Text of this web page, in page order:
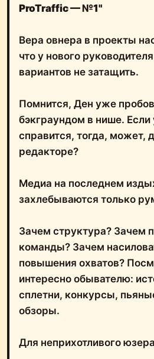
ProTraffic — №1"
Вера овнера в проекты
что у нового
вариантов не затащить.
Помнится, Ден уже
бэкграундом в нише.
справится, тогда, может,
редакторе?
Медиа на последнем
захлебываются только
Зачем структура? Зачем
команды? Зачем
повышения охватов?
интересно обывателю:
сплетни, конкурсы,
обзоры.
Для неприхотливого